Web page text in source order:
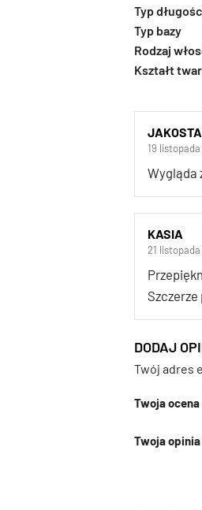
Typ
Typ bazy
Rodzaj
Kształt
JAKOSTA
19 listopada
Wygląda
KASIA
21 listopada
DODAJ
Twój adres
Twoja ocena
Twoja opinia